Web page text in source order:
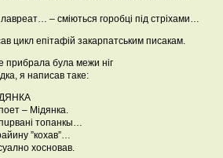
– сміються горобці під стріхами…
цикл епітафій закарпатським писакам.
прибрала була межи ніг
я написав таке:
– Мідянка.
топанкы…
”кохав”…
хосновав.